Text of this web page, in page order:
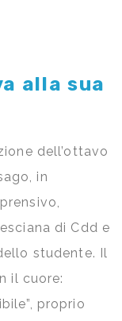
alla sua
dell’ottavo
in
di Cdd e
studente. Il
il cuore:
proprio